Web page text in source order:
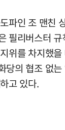
파인 조 맨친
필리버스터
위를 차지했
당의 협조 없
고 있다.